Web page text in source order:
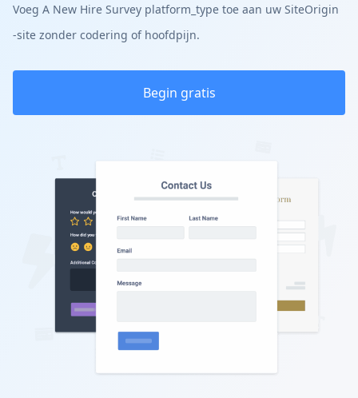
Voeg A New Hire Survey platform_type toe aan uw SiteOrigin
-site zonder codering of hoofdpijn.
Begin gratis